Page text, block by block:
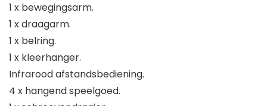
1 x bewegingsarm.
1 x draagarm.
1 x belring.
1 x kleerhanger.
Infrarood afstandsbediening.
4 x hangend speelgoed.